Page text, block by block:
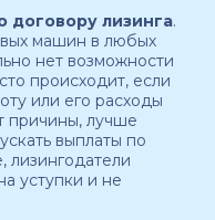
договору лизинга.
машин в любых
нет возможности
происходит, если
или его расходы
причины, лучше
выплаты по
лизингодатели
уступки и не